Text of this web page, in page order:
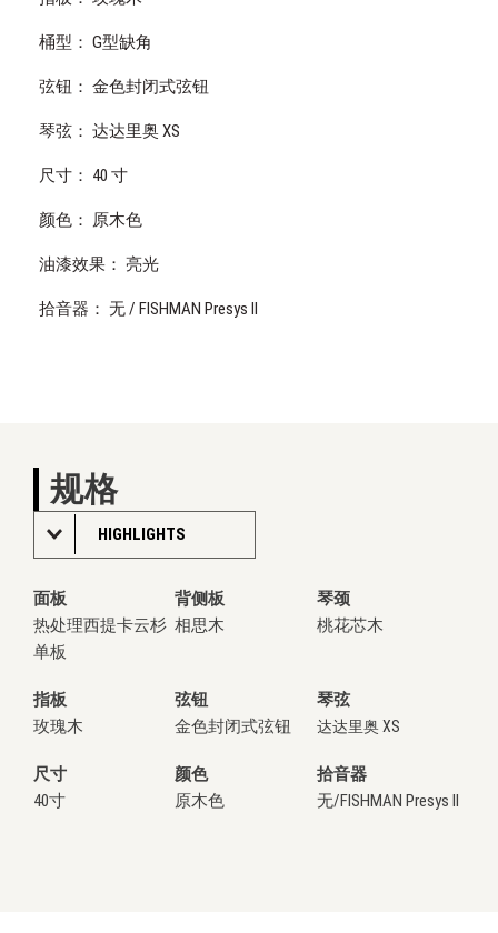
桶型： G型缺角
弦钮： 金色封闭式弦钮
琴弦： 达达里奥 XS
尺寸： 40 寸
颜色： 原木色
油漆效果： 亮光
拾音器： 无 / FISHMAN Presys II
规格
HIGHLIGHTS
面板 背侧板
琴颈
热处理西提卡云杉
单板
相思木 桃花芯木
指板 弦钮
琴弦
玫瑰木
金色封闭式弦钮 达达里奥 XS
尺寸 颜色
拾音器
40寸
原木色 无/FISHMAN Presys II